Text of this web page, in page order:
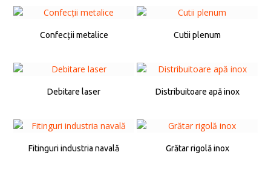
Confecții metalice Cutii plenum
Debitare laser Distribuitoare apă inox
Fitinguri industria navală Grătar rigolă inox